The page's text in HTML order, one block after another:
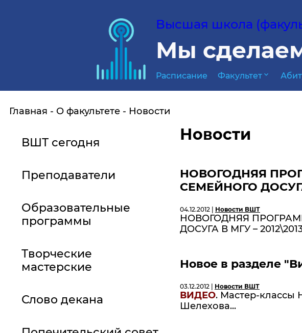
Высшая школа
Мы
Расписание Факультет expand_more
Главная О факультете Новости
ВШТ сегодня
Преподаватели
Образовательные
программы
Творческие
мастерские
Слово декана
Новости
НОВОГОДНЯЯ
СЕМЕЙНОГО
04.12.2012 | Новости ВШТ
НОВОГОДНЯЯ
ДОСУГА В МГУ –
Новое в разделе
03.12.2012 | Новости ВШТ
ВИДЕО. Мастер-классы
Шелехова...